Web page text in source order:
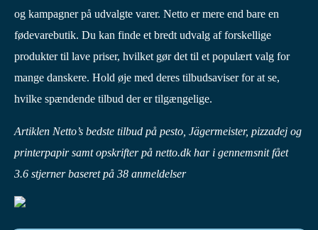
og kampagner på udvalgte varer. Netto er mere end bare en
fødevarebutik. Du kan finde et bredt udvalg af forskellige
produkter til lave priser, hvilket gør det til et populært valg for
mange danskere. Hold øje med deres tilbudsaviser for at se,
hvilke spændende tilbud der er tilgængelige.
Artiklen Netto’s bedste tilbud på pesto, Jägermeister, pizzadej og
printerpapir samt opskrifter på netto.dk har i gennemsnit fået
3.6 stjerner baseret på 38 anmeldelser